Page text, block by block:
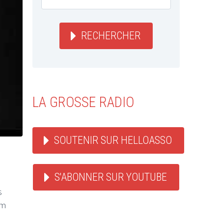
RECHERCHER
LA GROSSE RADIO
SOUTENIR SUR HELLOASSO
S'ABONNER SUR YOUTUBE